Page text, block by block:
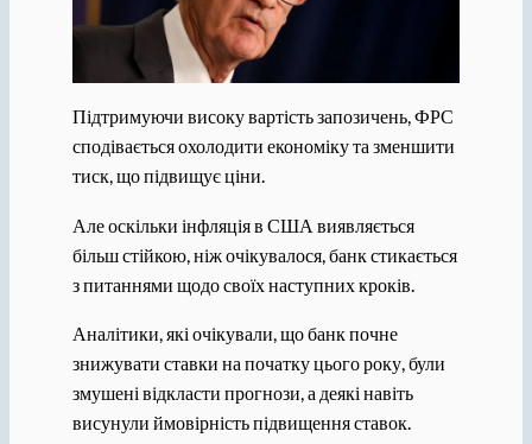
Підтримуючи високу вартість запозичень, ФРС
сподівається охолодити економіку та зменшити
тиск, що підвищує ціни.
Але оскільки інфляція в США виявляється
більш стійкою, ніж очікувалося, банк стикається
з питаннями щодо своїх наступних кроків.
Аналітики, які очікували, що банк почне
знижувати ставки на початку цього року, були
змушені відкласти прогнози, а деякі навіть
висунули ймовірність підвищення ставок.